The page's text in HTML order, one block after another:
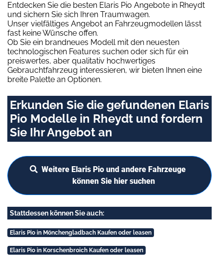
Entdecken Sie die besten Elaris Pio Angebote in Rheydt
und sichern Sie sich Ihren Traumwagen.
Unser vielfältiges Angebot an Fahrzeugmodellen lässt
fast keine Wünsche offen.
Ob Sie ein brandneues Modell mit den neuesten
technologischen Features suchen oder sich für ein
preiswertes, aber qualitativ hochwertiges
Gebrauchtfahrzeug interessieren, wir bieten Ihnen eine
breite Palette an Optionen.
Erkunden Sie die gefundenen Elaris
Pio Modelle in Rheydt und fordern
Sie Ihr Angebot an
Weitere Elaris Pio und andere Fahrzeuge
können Sie hier suchen
Stattdessen können Sie auch:
Elaris Pio in Mönchengladbach Kaufen oder leasen
Elaris Pio in Korschenbroich Kaufen oder leasen